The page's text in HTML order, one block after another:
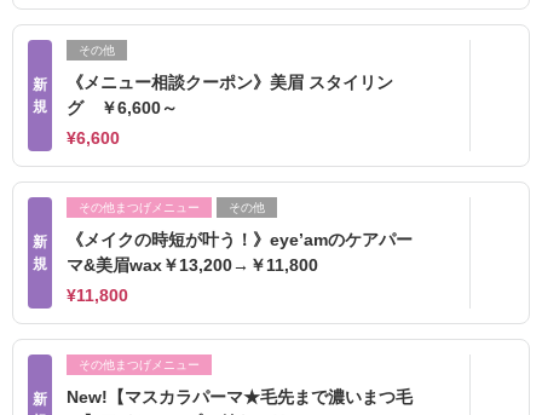
新
規
その他
《メニュー相談クーポン》美眉 スタイリン
グ ￥6,600～
¥6,600
新
規
その他まつげメニュー その他
《メイクの時短が叶う！》eye’amのケアパー
マ&美眉wax￥13,200→￥11,800
¥11,800
新
その他まつげメニュー
New!【マスカラパーマ★毛先まで濃いまつ毛